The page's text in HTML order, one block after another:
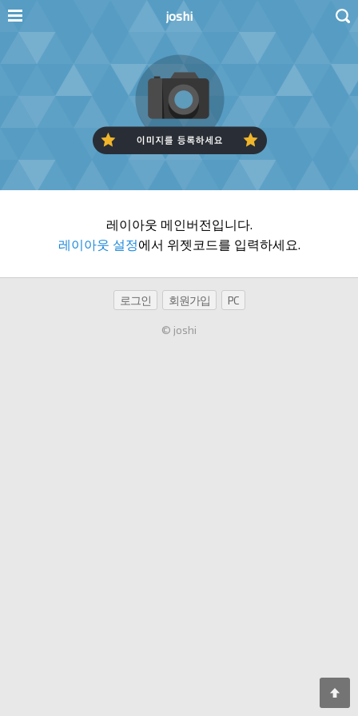
joshi
레이아웃 메인버전입니다.
레이아웃 설정에서 위젯코드를 입력하세요.
로그인 회원가입 PC
© joshi